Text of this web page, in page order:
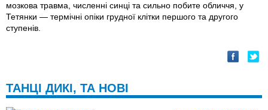
мозкова травма, численні синці та сильно побите обличчя, у
Тетянки — термічні опіки грудної клітки першого та другого
ступенів.
ТАНЦI ДИКI, ТА НОВI